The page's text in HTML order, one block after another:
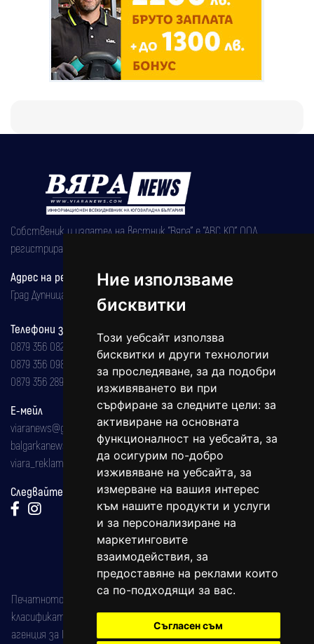
Ние използваме
бисквитки
Този уебсайт използва
бисквитки и други технологии
за проследяване, за да подобри
изживяването ви при
сърфиране за следните цели: за
активиране на основната
функционалност на уебсайта, за
да осигурим по-добро
изживяване на уебсайта, за
измерване на вашия интерес
към нашите продукти и услуги
и за персонализиране на
маркетинговите
взаимодействия, за
предоставяне на реклами които
са по-подходящи за вас.
Съгласен съм
Собственик и издател на вестник "Вяра" е "АВС КО" ООД,
регистрирана на 08.05.2002 година.
Адрес на редакцията
Град Дупница, ул.''Христо Ботев" 43
Телефони за реклама и абонаменти
0879 356 082
0879 356 098
0879 356 289
Е-мейл
viaranews@gmail.com
balgarkanews@gmail.com
viara_reklama@mail.bg
Следвайте ни:
Печатното издание на вестника е регистрирано в националния
класификатор на печатните издания (Българска национална
агенция за ISSN) под номер: ISSN 1312-4722.